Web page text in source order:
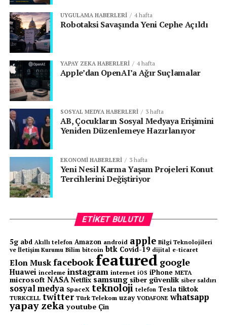
Avrupa Birliği’nden 6 Yeni Yapay Zekâ Fabrika
Hamlesi
ÖNCEKI
Google Home Uygulaması Yenilendi
UYGULAMA HABERLERI 4 hafta
Robotaksi Savaşında Yeni Cephe Açıldı
YAPAY ZEKA HABERLERI 4 hafta
Apple’dan OpenAI’a Ağır Suçlamalar
SOSYAL MEDYA HABERLERI 3 hafta
AB, Çocukların Sosyal Medyaya Erişimini
Yeniden Düzenlemeye Hazırlanıyor
EKONOMI HABERLERI 3 hafta
Yeni Nesil Karma Yaşam Projeleri Konut
Tercihlerini Değiştiriyor
ETIKET BULUTU
5g abd Akıllı telefon Amazon android apple Bilgi Teknolojileri
ve İletişim Kurumu Bilim bitcoin btk Covid-19 dijital e-ticaret
Elon Muskfacebook featured google
Huawei inceleme instagram internet iOS iPhone META
microsoft NASA Netflix samsung siber güvenlik siber saldırı
sosyal medya SpaceX teknoloji telefon Tesla tiktok
TURKCELL twitter Türk Telekom uzay VODAFONE whatsapp
yapay zeka youtube Çin